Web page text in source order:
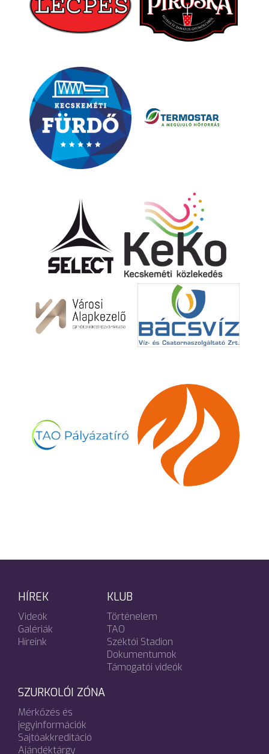
HÍREK
Videók
Galériák
Híreink
KLUB
Történelem
TAO
Széktói Stadion
Dokumentumok
Támogatói videók
SZURKOLÓI ZÓNA
Mérkőzés és
jegyinformációk
Sajtóakkreditáció
Ajándéktárgy